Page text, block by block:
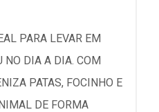
PARA LEVAR EM
NO DIA A DIA. COM
PATAS, FOCINHO E
DE FORMA